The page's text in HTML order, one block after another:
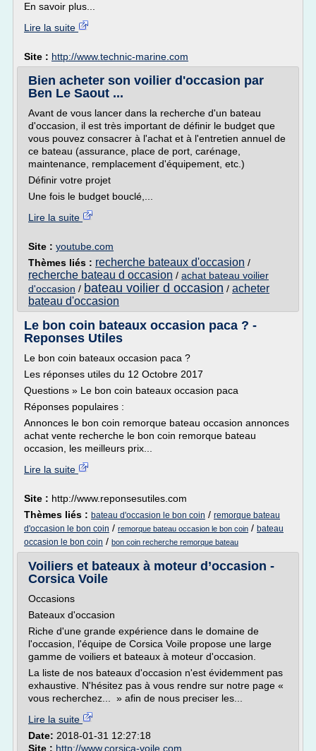
En savoir plus...
Lire la suite
Site : http://www.technic-marine.com
Bien acheter son voilier d'occasion par
Ben Le Saout ...
Avant de vous lancer dans la recherche d'un bateau
d'occasion, il est très important de définir le budget que
vous pouvez consacrer à l'achat et à l'entretien annuel de
ce bateau (assurance, place de port, carénage,
maintenance, remplacement d'équipement, etc.)
Définir votre projet
Une fois le budget bouclé,...
Lire la suite
Site : youtube.com
Thèmes liés : recherche bateaux d'occasion /
recherche bateau d occasion / achat bateau voilier
d'occasion / bateau voilier d occasion / acheter
bateau d'occasion
Le bon coin bateaux occasion paca ? -
Reponses Utiles
Le bon coin bateaux occasion paca ?
Les réponses utiles du 12 Octobre 2017
Questions » Le bon coin bateaux occasion paca
Réponses populaires :
Annonces le bon coin remorque bateau occasion annonces
achat vente recherche le bon coin remorque bateau
occasion, les meilleurs prix...
Lire la suite
Site : http://www.reponsesutiles.com
Thèmes liés : bateau d'occasion le bon coin / remorque bateau
d'occasion le bon coin / remorque bateau occasion le bon coin / bateau
occasion le bon coin / bon coin recherche remorque bateau
Voiliers et bateaux à moteur d’occasion -
Corsica Voile
Occasions
Bateaux d'occasion
Riche d'une grande expérience dans le domaine de
l'occasion, l'équipe de Corsica Voile propose une large
gamme de voiliers et bateaux à moteur d'occasion.
La liste de nos bateaux d'occasion n'est évidemment pas
exhaustive. N'hésitez pas à vous rendre sur notre page «
vous recherchez... » afin de nous preciser les...
Lire la suite
Date: 2018-01-31 12:27:18
Site : http://www.corsica-voile.com